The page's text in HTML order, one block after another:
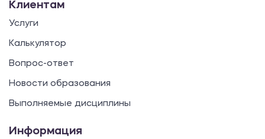
Клиентам
Услуги
Калькулятор
Вопрос-ответ
Новости образования
Выполняемые дисциплины
Информация